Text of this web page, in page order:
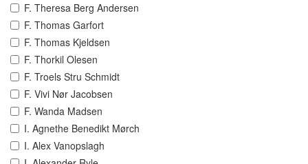
F. Theresa Berg Andersen
F. Thomas Garfort
F. Thomas Kjeldsen
F. Thorkil Olesen
F. Troels Stru Schmidt
F. Vivi Nør Jacobsen
F. Wanda Madsen
I. Agnethe Benedikt Mørch
I. Alex Vanopslagh